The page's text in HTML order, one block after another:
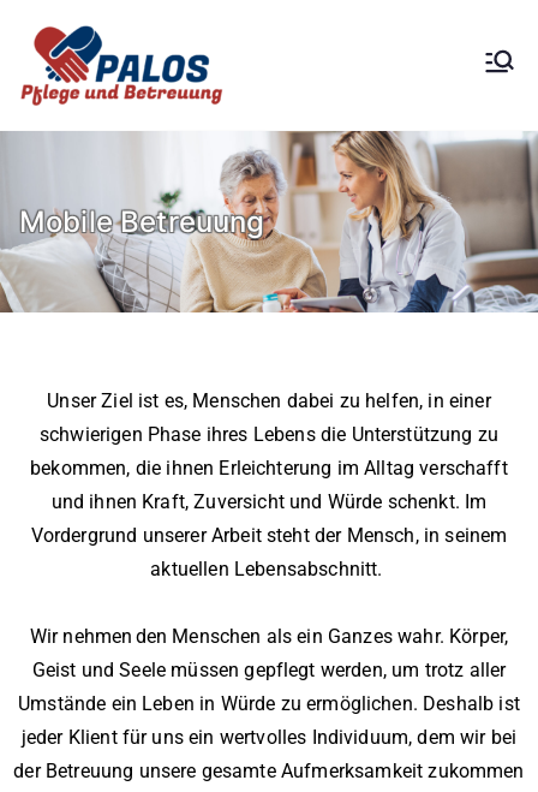
Mobile Betreuung
Unser Ziel ist es, Menschen dabei zu helfen, in einer
schwierigen Phase ihres Lebens die Unterstützung zu
bekommen, die ihnen Erleichterung im Alltag verschafft
und ihnen Kraft, Zuversicht und Würde schenkt. Im
Vordergrund unserer Arbeit steht der Mensch, in seinem
aktuellen Lebensabschnitt.
Wir nehmen den Menschen als ein Ganzes wahr. Körper,
Geist und Seele müssen gepflegt werden, um trotz aller
Umstände ein Leben in Würde zu ermöglichen. Deshalb ist
jeder Klient für uns ein wertvolles Individuum, dem wir bei
der Betreuung unsere gesamte Aufmerksamkeit zukommen